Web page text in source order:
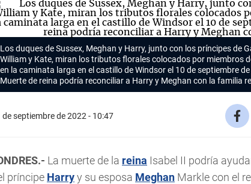
Los duques de Sussex, Meghan y Harry, junto con los príncipes de
William y Kate, miran los tributos florales colocados por miembros
en la caminata larga en el castillo de Windsor el 10 de septiembre
Muerte de reina podría reconciliar a Harry y Meghan con la familia
de septiembre de 2022 - 10:47
La muerte de la reina Isabel II podría
príncipe Harryy su esposa Meghan Markle con el